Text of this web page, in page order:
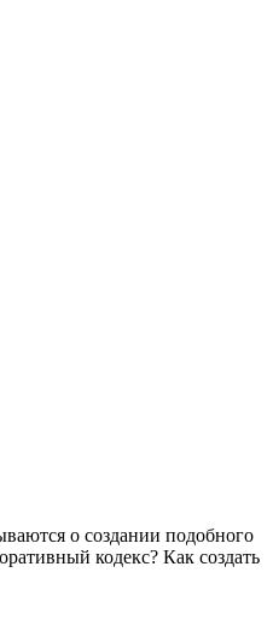
о создании подобного
кодекс? Как создать